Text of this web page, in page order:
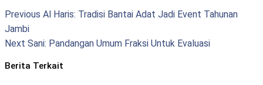
Previous Al Haris: Tradisi Bantai Adat Jadi Event Tahunan
Jambi
Next Sani: Pandangan Umum Fraksi Untuk Evaluasi
Berita Terkait